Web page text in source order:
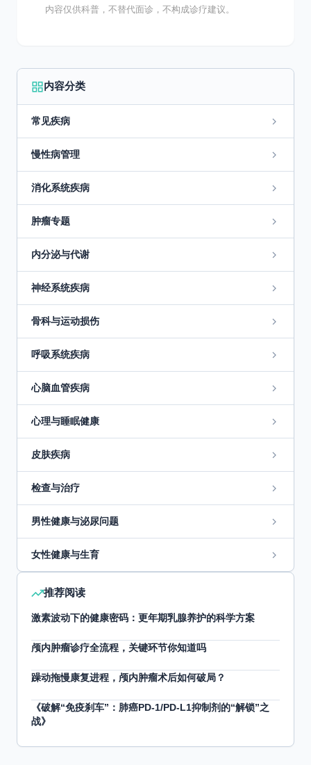
内容仅供科普，不替代面诊，不构成诊疗建议。
内容分类
常见疾病
慢性病管理
消化系统疾病
肿瘤专题
内分泌与代谢
神经系统疾病
骨科与运动损伤
呼吸系统疾病
心脑血管疾病
心理与睡眠健康
皮肤疾病
检查与治疗
男性健康与泌尿问题
女性健康与生育
推荐阅读
激素波动下的健康密码：更年期乳腺养护的科学方案
颅内肿瘤诊疗全流程，关键环节你知道吗
躁动拖慢康复进程，颅内肿瘤术后如何破局？
《破解“免疫刹车”：肺癌PD-1/PD-L1抑制剂的“解锁”之
战》